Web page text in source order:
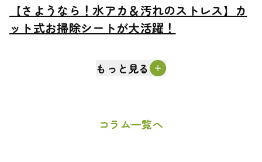
【さようなら！水アカ＆汚れのストレス】カ
ット式お掃除シートが大活躍！
【さようなら！水アカ＆汚れのストレス】カ
ット式お掃除シートが大活躍！
もっと見る
コラム一覧へ